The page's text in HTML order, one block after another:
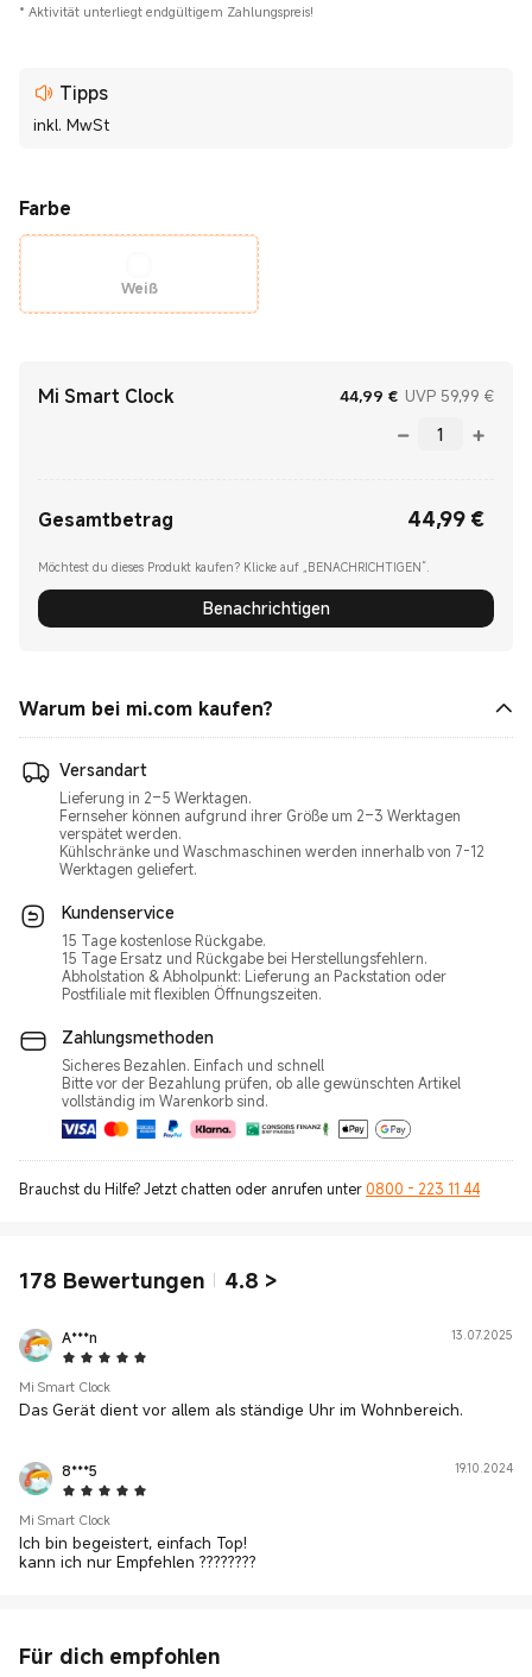
* Aktivität unterliegt endgültigem Zahlungspreis!
Tipps
inkl. MwSt
Farbe
Weiß
Mi Smart Clock 44,99 €Current Price
UVP 59,99 €UVP
Gesamtbetrag 44,99 €
Möchtest du dieses Produkt kaufen? Klicke auf „BENACHRICHTIGEN“.
Benachrichtigen
Warum bei mi.com kaufen?
Versandart
Lieferung in 2–5 Werktagen.
Fernseher können aufgrund ihrer Größe um 2–3 Werktagen
verspätet werden.
Kühlschränke und Waschmaschinen werden innerhalb von 7-12
Werktagen geliefert.
Kundenservice
15 Tage kostenlose Rückgabe.
15 Tage Ersatz und Rückgabe bei Herstellungsfehlern.
Abholstation & Abholpunkt: Lieferung an Packstation oder
Postfiliale mit flexiblen Öffnungszeiten.
Zahlungsmethoden
Sicheres Bezahlen. Einfach und schnell
Bitte vor der Bezahlung prüfen, ob alle gewünschten Artikel
vollständig im Warenkorb sind.
Brauchst du Hilfe? Jetzt chatten oder anrufen unter 0800 - 223 11 44
178 Bewertungen 4.8 >
A***n
5 Star
13.07.2025
Mi Smart Clock
Das Gerät dient vor allem als ständige Uhr im Wohnbereich.
8***5
5 Star
19.10.2024
Mi Smart Clock
Ich bin begeistert, einfach Top!
kann ich nur Empfehlen ????????
Für dich empfohlen